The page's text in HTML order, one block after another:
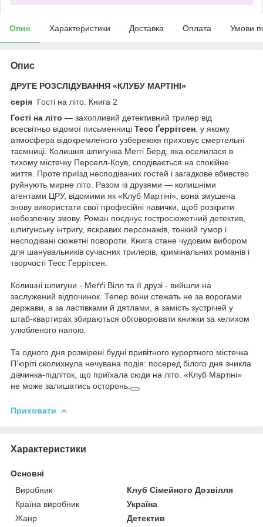
Опис Характеристики Доставка Оплата Умови
Опис
ДРУГЕ РОЗСЛІДУВАННЯ «КЛУБУ МАРТІНІ»
серія Гості на літо. Книга 2
Гості на літо — захопливий детективний трилер від
всесвітньо відомої письменниці Тесс Ґеррітсен , у якому
атмосфера відокремленого узбережжя приховує смертельні
таємниці. Колишня шпигунка Меггі Берд, яка оселилася в
тихому містечку Перселл-Коув, сподівається на спокійне
життя. Проте приїзд несподіваних гостей і загадкове вбивство
руйнують мирне літо. Разом із друзями — колишніми
агентами ЦРУ, відомими як «Клуб Мартіні», вона змушена
знову використати свої професійні навички, щоб розкрити
небезпечну змову. Роман поєднує гостросюжетний детектив,
шпигунську інтригу, яскравих персонажів, тонкий гумор і
несподівані сюжетні повороти. Книга стане чудовим вибором
для шанувальників сучасних трилерів, кримінальних романів і
творчості Тесс Ґеррітсен.
Колишні шпигуни - Меґґі Вілл та її друзі - вийшли на
заслужений відпочинок. Тепер вони стежать не за ворогами
держави, а за ластівками й дятлами, а замість зустрічей у
штаб-квартирах збираються обговорювати книжки за келихом
улюбленого напою.
Та одного дня розмірені будні привітного курортного містечка
П’юріті сколихнула нечувана подія: посеред білого дня зникла
дівчинка-підліток, що приїхала сюди на літо. «Клуб Мартіні»
не може залишатись осторонь.
Приховати
Характеристики
Основні
Виробник
Клуб Сімейного Дозвілля
Країна виробник
Україна
Жанр
Детектив